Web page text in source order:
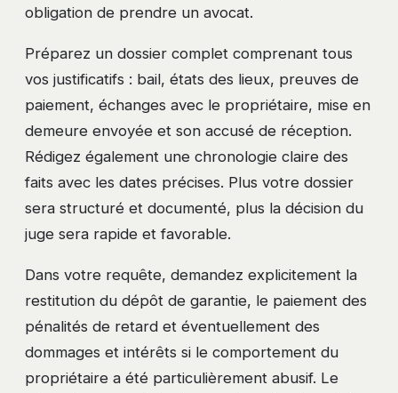
obligation de prendre un avocat.
Préparez un dossier complet comprenant tous
vos justificatifs : bail, états des lieux, preuves de
paiement, échanges avec le propriétaire, mise en
demeure envoyée et son accusé de réception.
Rédigez également une chronologie claire des
faits avec les dates précises. Plus votre dossier
sera structuré et documenté, plus la décision du
juge sera rapide et favorable.
Dans votre requête, demandez explicitement la
restitution du dépôt de garantie, le paiement des
pénalités de retard et éventuellement des
dommages et intérêts si le comportement du
propriétaire a été particulièrement abusif. Le